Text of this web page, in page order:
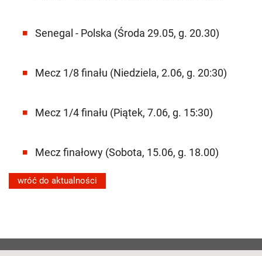
Senegal - Polska (Środa 29.05, g. 20.30)
Mecz 1/8 finału (Niedziela, 2.06, g. 20:30)
Mecz 1/4 finału (Piątek, 7.06, g. 15:30)
Mecz finałowy (Sobota, 15.06, g. 18.00)
wróć do aktualności